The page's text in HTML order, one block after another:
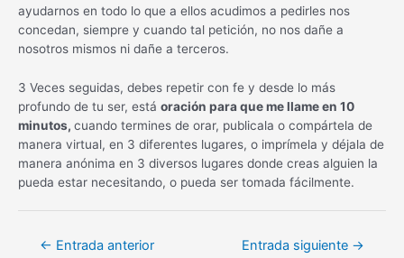
ayudarnos en todo lo que a ellos acudimos a pedirles nos
concedan, siempre y cuando tal petición, no nos dañe a
nosotros mismos ni dañe a terceros.
3 Veces seguidas, debes repetir con fe y desde lo más
profundo de tu ser, está oración para que me llame en 10
minutos, cuando termines de orar, publicala o compártela de
manera virtual, en 3 diferentes lugares, o imprímela y déjala de
manera anónima en 3 diversos lugares donde creas alguien la
pueda estar necesitando, o pueda ser tomada fácilmente.
Navegación
← Entrada anterior Entrada siguiente →